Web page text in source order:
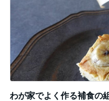
わが家でよく作る補食の